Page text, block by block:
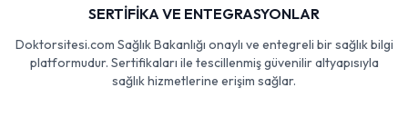
SERTİFİKA VE ENTEGRASYONLAR
Doktorsitesi.com Sağlık Bakanlığı onaylı ve entegreli bir sağlık bilgi
platformudur. Sertifikaları ile tescillenmiş güvenilir altyapısıyla
sağlık hizmetlerine erişim sağlar.